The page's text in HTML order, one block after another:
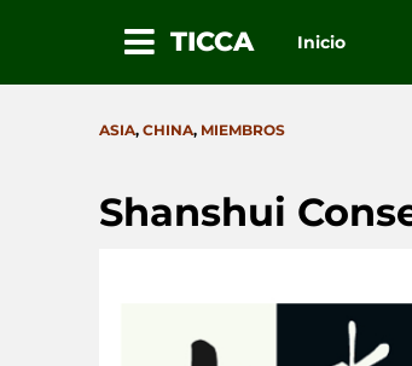
TICCA Inicio
CATEGORIES
ASIA, CHINA, MIEMBROS
Shanshui